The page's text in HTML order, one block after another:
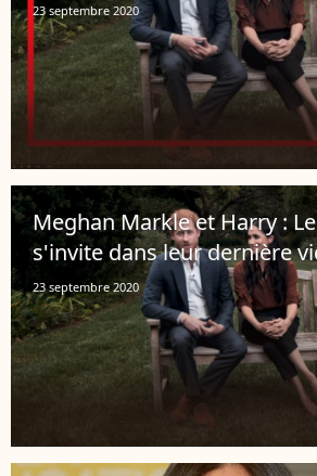
23 septembre 2020
Meghan Markle et Harry :
s'invite dans leur dernière
23 septembre 2020